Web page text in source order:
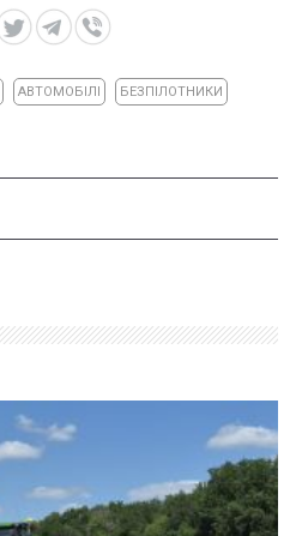
АВТОМОБІЛІ БЕЗПІЛОТНИКИ